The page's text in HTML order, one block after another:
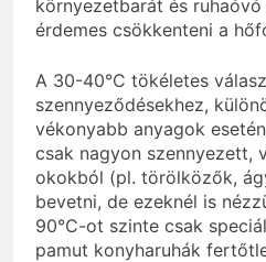
környezetbarát és
érdemes csökkenteni a
A 30-40°C tökéletes
szennyeződésekhez,
vékonyabb anyagok
csak nagyon szennyezett,
okokból (pl. törölközők,
bevetni, de ezeknél is
90°C-ot szinte csak
pamut konyharuhák